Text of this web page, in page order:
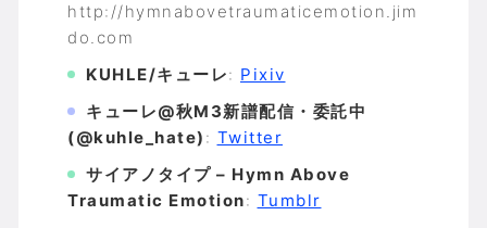
http://hymnabovetraumaticemotion.jim
do.com
KUHLE/キューレ: Pixiv
キューレ@秋M3新譜配信・委託中
(@kuhle_hate) : Twitter
サイアノタイプ – Hymn Above
Traumatic Emotion: Tumblr